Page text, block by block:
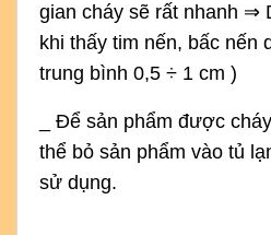
gian cháy sẽ rất nhanh ⇒
khi thấy tim nến, bấc nến
trung bình 0,5 ÷ 1 cm )
_ Để sản phẩm được
thể bỏ sản phẩm vào tủ
sử dụng.